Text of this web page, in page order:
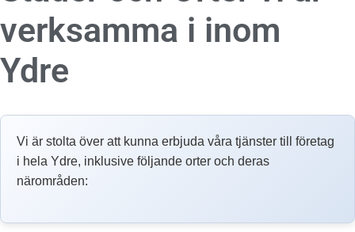
verksamma i inom
Ydre
Vi är stolta över att kunna erbjuda våra tjänster till företag
i hela Ydre, inklusive följande orter och deras
närområden: